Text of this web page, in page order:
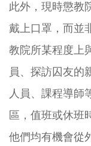
此外，現時懲教
戴上口罩，而並
教院所某程度上
員、探訪囚友的
人員、課程導師
區，值班或休班
他們均有機會從